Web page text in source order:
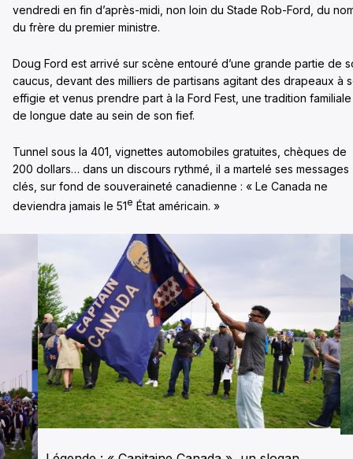
vendredi en fin d’après-midi, non loin du Stade Rob-Ford, du
du frère du premier ministre.
Doug Ford est arrivé sur scène entouré d’une grande partie de
caucus, devant des milliers de partisans agitant des drapeaux à
effigie et venus prendre part à la Ford Fest, une tradition familiale
de longue date au sein de son fief.
Tunnel sous la 401, vignettes automobiles gratuites, chèques de
200 dollars… dans un discours rythmé, il a martelé ses messages
clés, sur fond de souveraineté canadienne : « Le Canada ne
deviendra jamais le 51e État américain. »